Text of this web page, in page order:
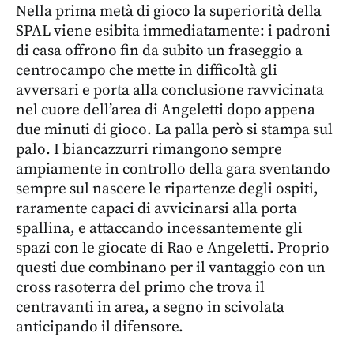
Nella prima metà di gioco la superiorità della
SPAL viene esibita immediatamente: i padroni
di casa offrono fin da subito un fraseggio a
centrocampo che mette in difficoltà gli
avversari e porta alla conclusione ravvicinata
nel cuore dell’area di Angeletti dopo appena
due minuti di gioco. La palla però si stampa sul
palo. I biancazzurri rimangono sempre
ampiamente in controllo della gara sventando
sempre sul nascere le ripartenze degli ospiti,
raramente capaci di avvicinarsi alla porta
spallina, e attaccando incessantemente gli
spazi con le giocate di Rao e Angeletti. Proprio
questi due combinano per il vantaggio con un
cross rasoterra del primo che trova il
centravanti in area, a segno in scivolata
anticipando il difensore.